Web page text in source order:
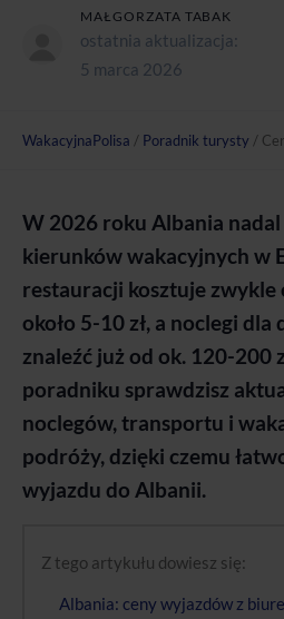
MAŁGORZATA TABAK
ostatnia aktualizacja:
5 marca 2026
WakacyjnaPolisa / Poradnik turysty /
W 2026 roku Albania
kierunków wakacyjnych w
restauracji kosztuje zwykle
około 5-10 zł, a noclegi
znaleźć już od ok. 120-200
poradniku sprawdzisz
noclegów, transportu i
podróży, dzięki czemu
wyjazdu do Albanii.
Z tego artykułu dowiesz się:
Albania: ceny wyjazdów z